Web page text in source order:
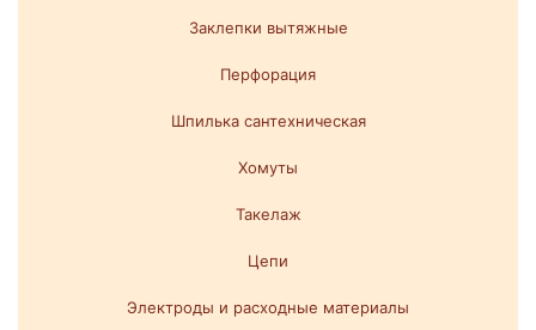
Заклепки вытяжные
Перфорация
Шпилька сантехническая
Хомуты
Такелаж
Цепи
Электроды и расходные материалы